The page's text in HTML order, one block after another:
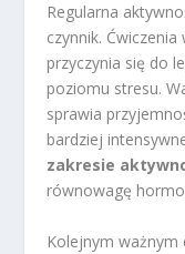
Regularna
czynnik.
przyczynia się do
poziomu stresu.
sprawia
bardziej
zakresie
równowagę
Kolejnym ważnym